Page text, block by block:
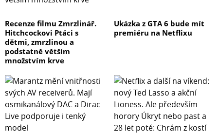
Recenze filmu Zmrzlinář.
Hitchcockovi Ptáci s
dětmi, zmrzlinou a
podstatně větším
množstvím krve
Ukázka z GTA 6 bude mít
premiéru na Netflixu